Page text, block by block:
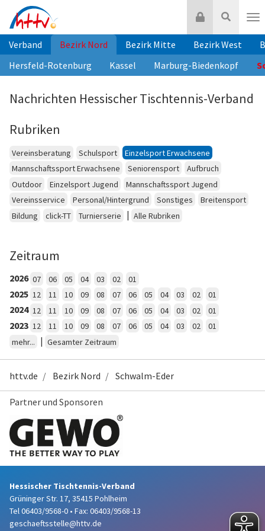
Inhalt
springen
Suche
Login
Verband Bezirk Nord Bezirk Mitte Bezirk West
Hersfeld-Rotenburg
Kassel Marburg-Biedenkopf
Nachrichten Hessischer Tischtennis-Verband
Rubriken
Vereinsberatung Schulsport
Einzelsport Erwachsene
Mannschaftssport Erwachsene
Seniorensport
Aufbruch
Outdoor
Einzelsport Jugend
Mannschaftssport Jugend
Vereinsservice
Personal/Hintergrund Sonstiges
Breitensport
Bildung
click-TT Turnierserie | Alle Rubriken
Zeitraum
2026 07 06 05 04 03 02 01
2025 12 11 10 09 08 07 06 05 04 03 02 01
2024 12 11 10 09 08 07 06 05 04 03 02 01
2023 12 11 10 09 08 07 06 05 04 03 02
01
mehr...
| Gesamter Zeitraum
httv.de Bezirk Nord Schwalm-Eder
Partner und Sponsoren
Hessischer Tischtennis-Verband
Grüninger Str. 17, 35415 Pohlheim
Tel 06403/9568-0 • Fax: 06403/9568-13
geschaeftsstelle@httv.de